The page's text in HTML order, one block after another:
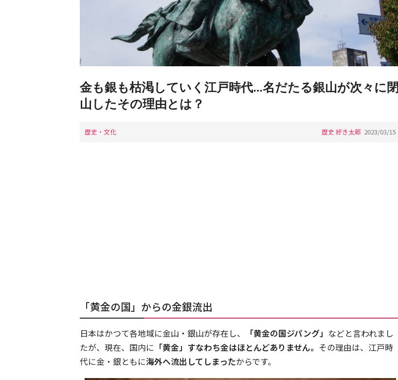
金も銀も枯渇していく江戸時代…名だたる銀山が次々に閉
山したその理由とは？
歴史・文化 歴史 好き太郎 2023/03/15
「黄金の国」からの金銀流出
日本はかつて各地域に金山・銀山が存在し、 「黄金の国ジパング」 などと言われまし
たが、現在、国内に 「黄金」すなわち金はほとんどありません。 その理由は、江戸時
代に金・銀ともに海外へ流出してしまったからです。